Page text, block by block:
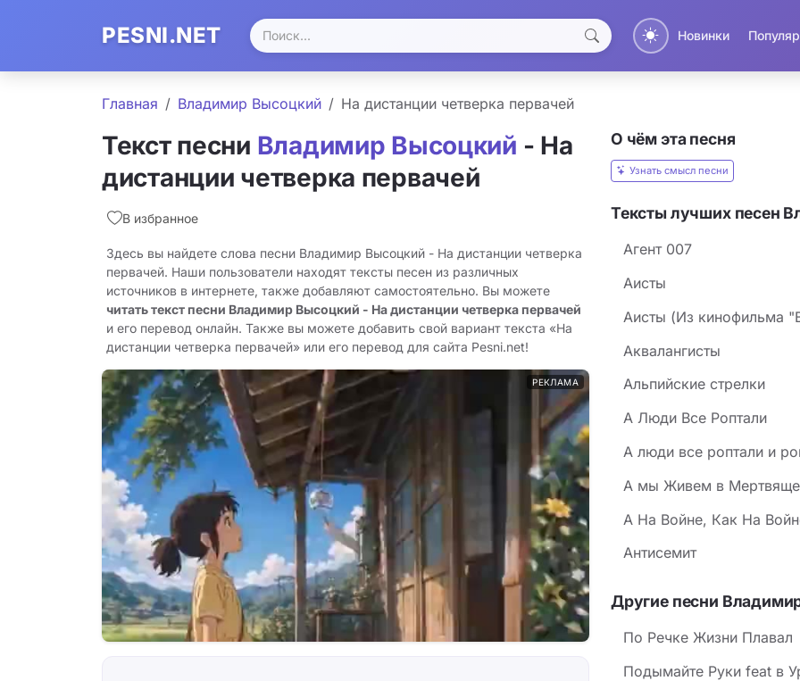
PESNI.NET Новинки
Главная Владимир Высоцкий На дистанции четверка первачей
Текст песни Владимир Высоцкий - На
дистанции четверка первачей
В избранное
Здесь вы найдете слова песни Владимир Высоцкий - На дистанции четверка
первачей. Наши пользователи находят тексты песен из различных
источников в интернете, также добавляют самостоятельно. Вы можете
читать текст песни Владимир Высоцкий - На дистанции четверка первачей
и его перевод онлайн. Также вы можете добавить свой вариант текста «На
дистанции четверка первачей» или его перевод для сайта Pesni.net!
РЕКЛАМА
О чём эта песня
Узнать смысл песни
Тексты лучших песен
Агент 007
Аисты
Аисты (Из кинофильма
Аквалангисты
Альпийские стрелки
А Люди Все Роптали
А люди все роптали и
А мы Живем в
А На Войне, Как На
Антисемит
Другие песни
По Речке Жизни Плавал
Подымайте Руки feat в